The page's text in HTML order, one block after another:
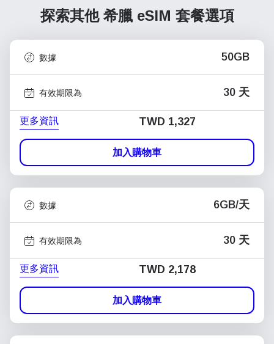
探索其他 希臘 eSIM 套餐選項
數據 50GB
有效期限為 30 天
更多資訊 TWD 1,327
加入購物車
數據 6GB/天
有效期限為 30 天
更多資訊 TWD 2,178
加入購物車